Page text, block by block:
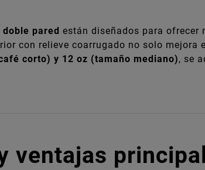
pared están diseñados para
con relieve coarrugado no solo
corto) y 12 oz (tamaño mediano), se
ventajas